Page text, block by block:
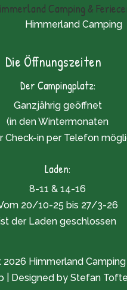
Camping &
Himmerland Camping
Die Öffnungszeiten
Der Campingplatz:
Ganzjährig geöffnet
(in den Wintermonaten
Check-in per Telefon
Laden:
8-11 & 14-16
20/10-25 bis 27/3-26
der Laden geschlossen
Himmerland
| Designed by Stefan Tofte